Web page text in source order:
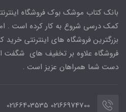
بانک کتاب موشک بوک فروشگاه
کمک درسی شروع به کار کرده است .
بزرگترین فروشگاه های اینترنتی
فروشگاه علاوه بر تخفیف های شگفت
دست شما همراهان عزیز است .
02166974700 02166403535